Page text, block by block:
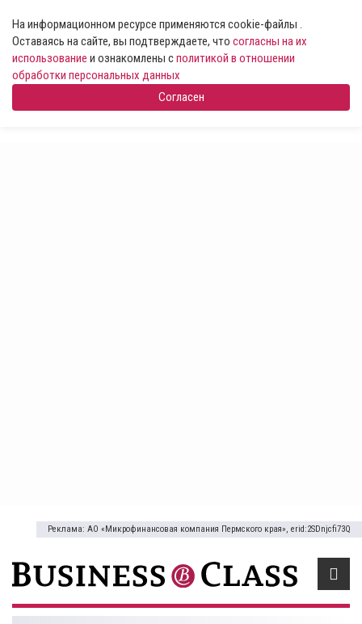
На информационном ресурсе применяются cookie-файлы .
Оставаясь на сайте, вы подтверждаете, что согласны на их
использование и ознакомлены сполитикой в отношении
обработки персональных данных
Согласен
Реклама: АО «Микрофинансовая компания Пермского края», erid:2SDnjcfi73Q